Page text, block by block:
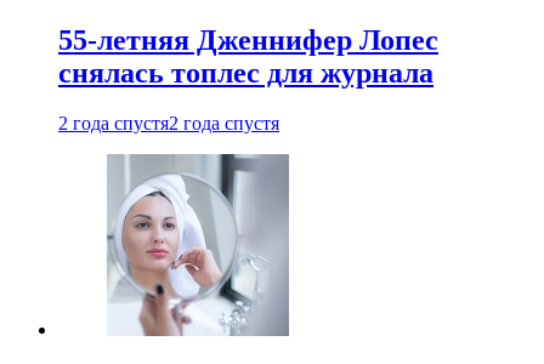
55-летняя Дженнифер Лопес
снялась топлес для журнала
2 года спустя2 года спустя